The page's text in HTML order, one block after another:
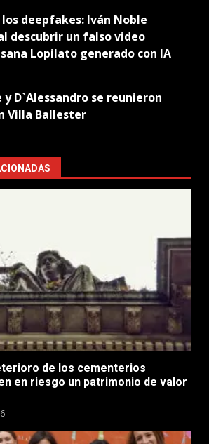
deepfakes: Iván Noble
descubrir un falso video
Lopilato generado con IA
y D`Alessandro se reunieron
Villa Ballester
de los cementerios
en riesgo un patrimonio de valor